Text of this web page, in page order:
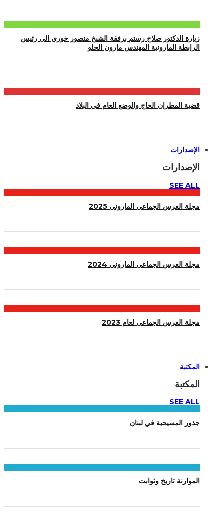
زيارة الدكتور صلاح رستم برفقة الشيخ منصور خوري الى رئيس
الرابطة المارونية المهندس مارون الحلو
قضية المطران الحاج والوضع العام في البلاد
الإصدارات
الإصدارات
SEE ALL
مجلة العرس الجماعي الماروني 2025
مجلة العرس الجماعي الماروني 2024
مجلة العرس الجماعي لعام 2023
المكتبة
المكتبة
SEE ALL
جذور المسيحية في لبنان
الموارنة تاريخ وثوابت